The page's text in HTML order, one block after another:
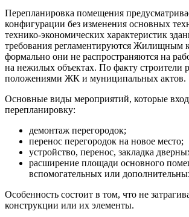
Перепланировка помещения
конфигурации без изменения основных
технико-экономических характеристик
требования регламентируются Жилищным
формально они не распространяются на
на нежилых объектах. По факту строители
положениями ЖК и муниципальных актов.
Основные виды мероприятий, которые
перепланировку:
демонтаж перегородок;
перенос перегородок на новое место;
устройство, перенос, закладка
расширение площади основного
вспомогательных или
Особенность состоит в том, что не
конструкции или их элементы.